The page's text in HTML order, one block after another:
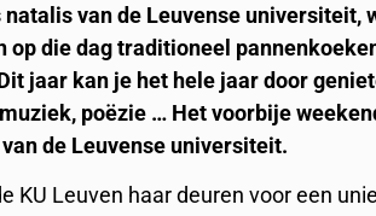
van de Leuvense universiteit,
die dag traditioneel
jaar kan je het hele jaar door
poëzie … Het voorbije
de Leuvense universiteit.
KU Leuven haar deuren voor een